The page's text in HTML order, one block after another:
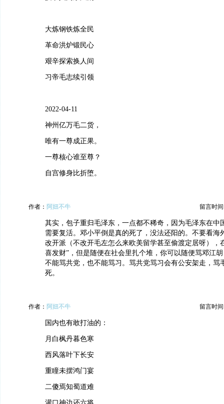
大炼钢铁炼全民
革命洪炉锻民心
艰辛探索换人间
习帝毛志续引领
2022-04-11
神州亿万毛二货，
唯有一尊成正果。
一尊核心谁至尊？
自宫修身比折堕。
作者： 阿妞不牛 留言时间
其实，包子重归毛泽东，一点都不稀奇，因为毛泽东在中
需要复活。邓小平倒是真的死了，没法还阳的。不要看海
改开派（不改开毛左怎么来欧美留学甚至偷渡定居呀），
喜发财”，但是随便在社会里扎个堆，你可以随便骂邓江
不能骂共党，也不能骂习。骂共党骂习会有公安架走，骂
死。
作者： 阿妞不牛 留言时间
国内也有敢打油的：
月白枫丹暮色寒
西风落叶下长安
重瞳未摆鸿门宴
二傻焉知蜀道难